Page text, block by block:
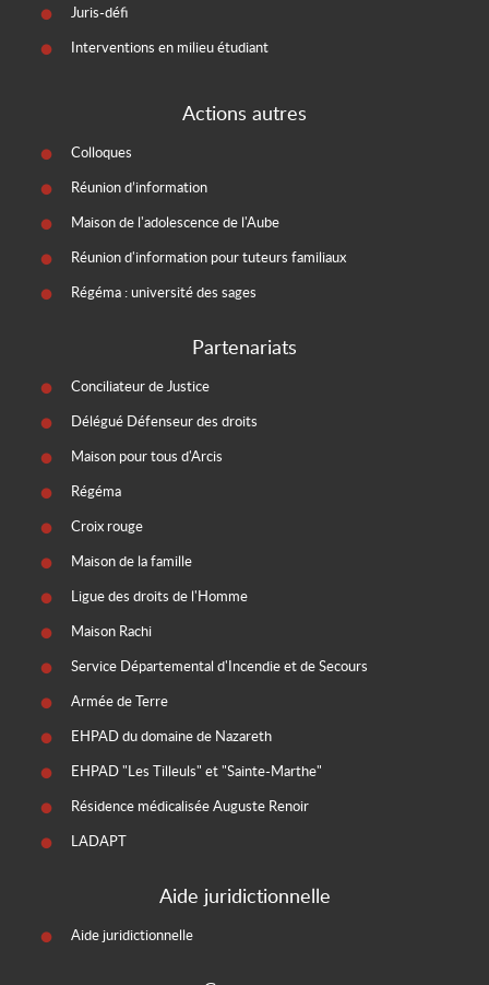
Juris-défi
Interventions en milieu étudiant
Actions autres
Colloques
Réunion d’information
Maison de l'adolescence de l'Aube
Réunion d'information pour tuteurs familiaux
Régéma : université des sages
Partenariats
Conciliateur de Justice
Délégué Défenseur des droits
Maison pour tous d'Arcis
Régéma
Croix rouge
Maison de la famille
Ligue des droits de l'Homme
Maison Rachi
Service Départemental d'Incendie et de Secours
Armée de Terre
EHPAD du domaine de Nazareth
EHPAD "Les Tilleuls" et "Sainte-Marthe"
Résidence médicalisée Auguste Renoir
LADAPT
Aide juridictionnelle
Aide juridictionnelle